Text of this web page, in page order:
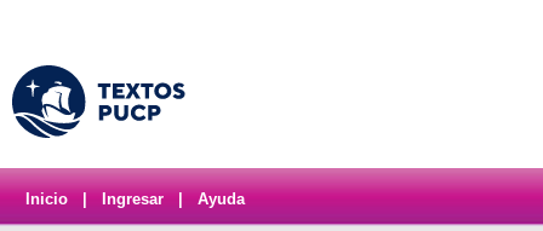
Inicio Ingresar Ayuda